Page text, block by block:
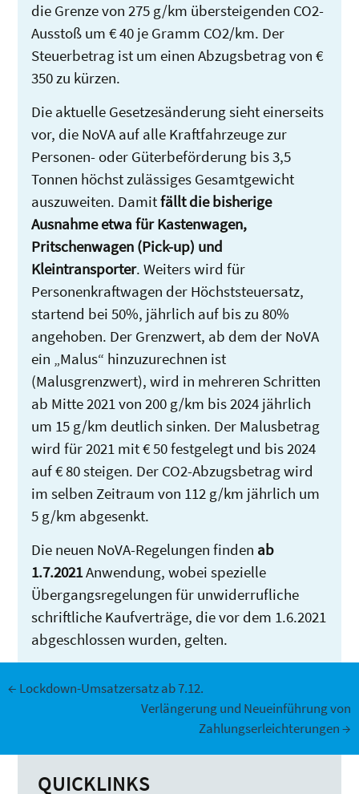
die Grenze von 275 g/km übersteigenden CO2-
Ausstoß um € 40 je Gramm CO2/km. Der
Steuerbetrag ist um einen Abzugsbetrag von €
350 zu kürzen.
Die aktuelle Gesetzesänderung sieht einerseits
vor, die NoVA auf alle Kraftfahrzeuge zur
Personen- oder Güterbeförderung bis 3,5
Tonnen höchst zulässiges Gesamtgewicht
auszuweiten. Damitfällt die bisherige
Ausnahme etwa für Kastenwagen,
Pritschenwagen (Pick-up) und
Kleintransporter. Weiters wird für
Personenkraftwagen der Höchststeuersatz,
startend bei 50%, jährlich auf bis zu 80%
angehoben. Der Grenzwert, ab dem der NoVA
ein „Malus“ hinzuzurechnen ist
(Malusgrenzwert), wird in mehreren Schritten
ab Mitte 2021 von 200 g/km bis 2024 jährlich
um 15 g/km deutlich sinken. Der Malusbetrag
wird für 2021 mit € 50 festgelegt und bis 2024
auf € 80 steigen. Der CO2-Abzugsbetrag wird
im selben Zeitraum von 112 g/km jährlich um
5 g/km abgesenkt.
Die neuen NoVA-Regelungen finden ab
1.7.2021Anwendung, wobei spezielle
Übergangsregelungen für unwiderrufliche
schriftliche Kaufverträge, die vor dem 1.6.2021
abgeschlossen wurden, gelten.
Beitrags-
Navigation
← Lockdown-Umsatzersatz ab 7.12.
Verlängerung und Neueinführung von
Zahlungserleichterungen→
QUICKLINKS